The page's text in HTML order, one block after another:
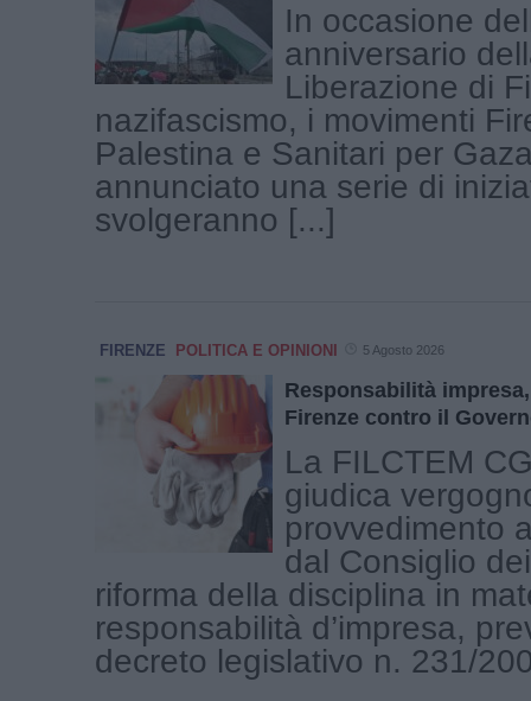
In occasione
anniversario
Liberazione di
nazifascismo, i movimenti
Palestina e Sanitari per
annunciato una serie di
svolgeranno [...]
FIRENZE POLITICA E OPINIONI 5 Agosto 2026
Responsabilità
Firenze contro il
La FILCTEM
giudica
provvedimento
dal Consiglio
riforma della disciplina in
responsabilità d’impresa,
decreto legislativo n. 231/